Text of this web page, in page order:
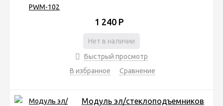
1 240 Р
Нет в наличии
Быстрый просмотр
В избранное
Сравнение
Модуль эл/стеклоподъемников